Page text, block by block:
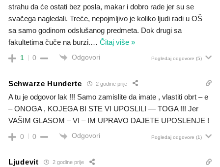
strahu da će ostati bez posla, makar i dobro rade jer su se
svačega nagledali. Treće, nepojmljivo je koliko ljudi radi u OŠ
sa samo godinom odslušanog predmeta. Dok drugi sa
fakultetima čuče na burzi.… Čitaj više »
1 0 Odgovori Pogledaj odgovore (5)
Schwarze Hunderte 2 godine prije
A tu je odgovor lak !!! Samo zamislite da imate , vlastiti obrt – e
– ONOGA , KOJEGA BI STE VI UPOSLILI — TOGA !!! Jer
VAŠIM GLASOM – VI – IM UPRAVO DAJETE UPOSLENJE !
0 0 Odgovori Pogledaj odgovore (1)
Ljudevit 2 godine prije